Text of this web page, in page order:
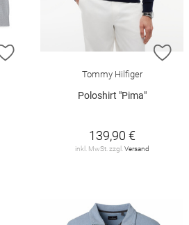
ZUR WUNSCHLISTE HINZUFÜGEN
Tommy Hilfiger
Poloshirt "Pima"
139,90 €
inkl. MwSt. zzgl. Versand